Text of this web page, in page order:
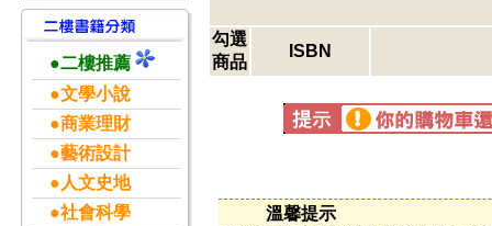
●二樓推薦
●文學小說
●商業理財
●藝術設計
●人文史地
●社會科學
勾選
商品
ISBN
溫馨提示